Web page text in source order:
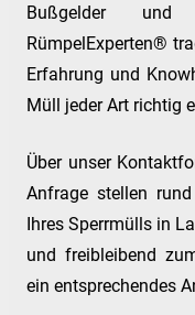
Bußgelder und
RümpelExperten®
Erfahrung und
Müll jeder Art richtig
Über unser
Anfrage stellen
Ihres Sperrmülls in
und freibleibend
ein entsprechendes